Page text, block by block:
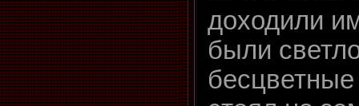
доходили
были
бесцветные